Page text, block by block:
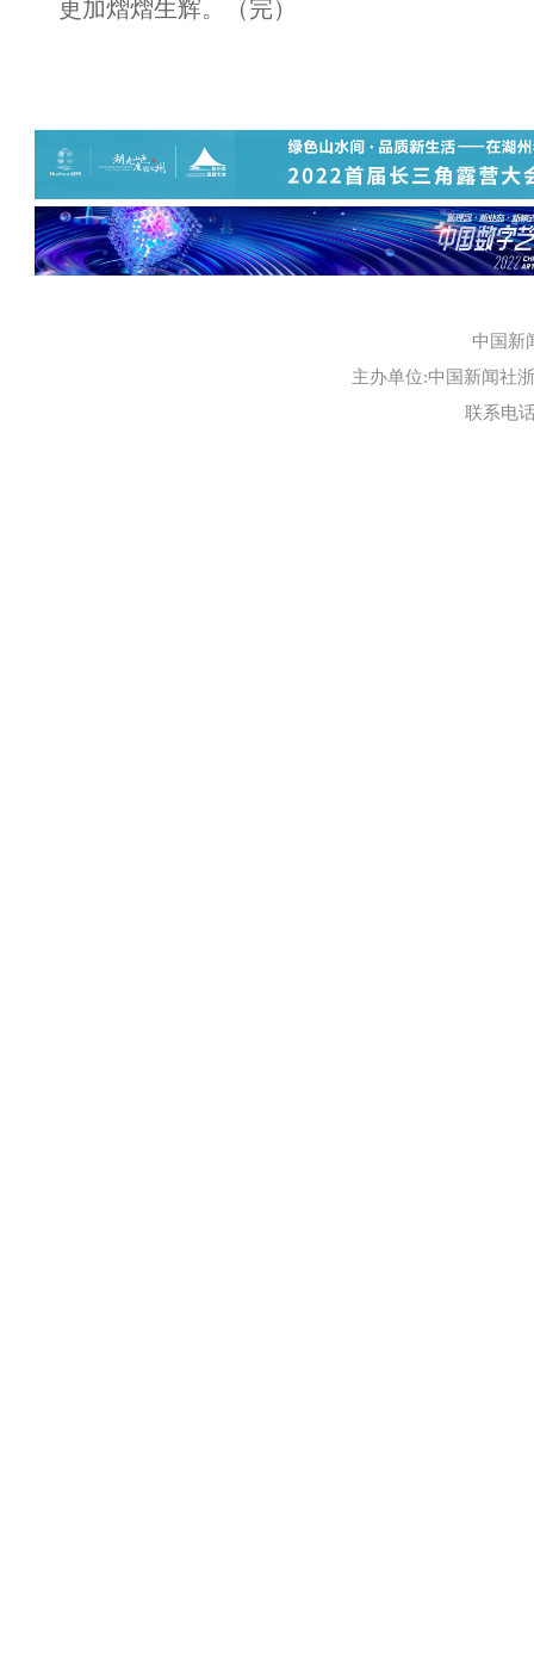
更加熠熠生辉。（完）
中国新
主办单位:中国新闻社
联系电